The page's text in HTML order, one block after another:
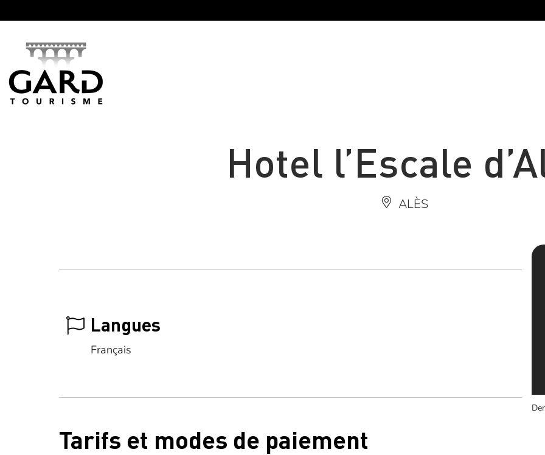
Hotel l’Escale
ALÈS
Langues
Français
Tarifs et modes de paiement